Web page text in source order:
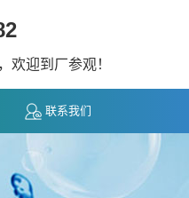
欢迎到厂参观！
联系我们